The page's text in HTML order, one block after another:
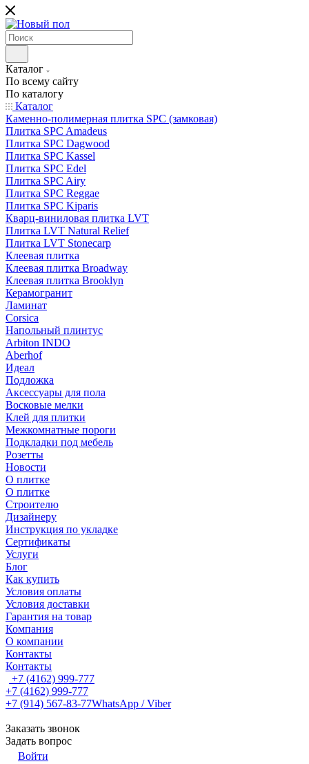
Каталог
По всему сайту
По каталогу
Каталог
Каменно-полимерная плитка SPC (замковая)
Плитка SPC Amadeus
Плитка SPC Dagwood
Плитка SPC Kassel
Плитка SPC Edel
Плитка SPC Airy
Плитка SPC Reggae
Плитка SPC Kiparis
Кварц-виниловая плитка LVT
Плитка LVT Natural Relief
Плитка LVT Stonecarp
Клеевая плитка
Клеевая плитка Broadway
Клеевая плитка Brooklyn
Керамогранит
Ламинат
Corsica
Напольный плинтус
Arbiton INDO
Aberhof
Идеал
Подложка
Аксессуары для пола
Восковые мелки
Клей для плитки
Межкомнатные пороги
Подкладки под мебель
Розетты
Новости
О плитке
О плитке
Строителю
Дизайнеру
Инструкция по укладке
Сертификаты
Услуги
Блог
Как купить
Условия оплаты
Условия доставки
Гарантия на товар
Компания
О компании
Контакты
Контакты
+7 (4162) 999-777
+7 (4162) 999-777
+7 (914) 567-83-77WhatsApp / Viber
Заказать звонок
Задать вопрос
Войти